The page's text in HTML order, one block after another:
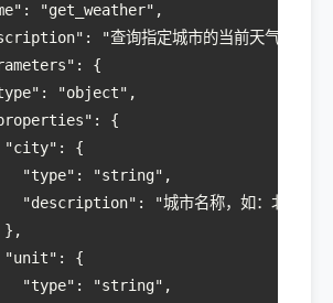
"get_weather",
"查询指定城市的当前天气",
{
"object",
{
{
"type": "string",
"description": "城市名称，如：北京、
{
"type": "string",